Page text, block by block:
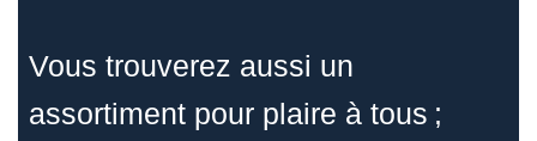
Vous trouverez aussi un
assortiment pour plaire à tous ;